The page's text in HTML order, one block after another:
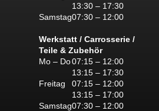
13:30 – 17:30
Samstag07:30 – 12:00
Werkstatt / Carrosserie /
Teile & Zubehör
Mo – Do07:15 – 12:00
13:15 – 17:30
Freitag
07:15 – 12:00
13:15 – 17:00
Samstag07:30 – 12:00